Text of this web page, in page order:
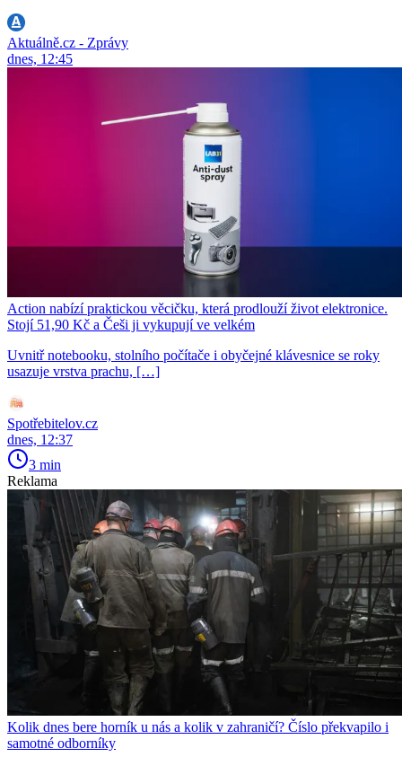
Aktuálně.cz - Zprávy
dnes, 12:45
Action nabízí praktickou věcičku, která prodlouží život elektronice.
Stojí 51,90 Kč a Češi ji vykupují ve velkém
Uvnitř notebooku, stolního počítače i obyčejné klávesnice se roky
usazuje vrstva prachu, […]
Spotřebitelov.cz
dnes, 12:37
3 min
Reklama
Kolik dnes bere horník u nás a kolik v zahraničí? Číslo překvapilo i
samotné odborníky